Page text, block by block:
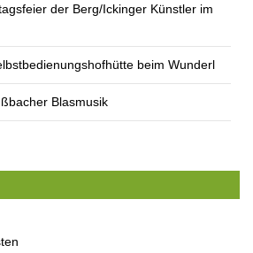
der Berg/Ickinger Künstler im
beim Wunderl
Blasmusik